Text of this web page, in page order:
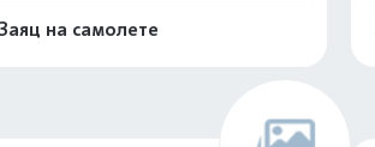
Заяц на самолете